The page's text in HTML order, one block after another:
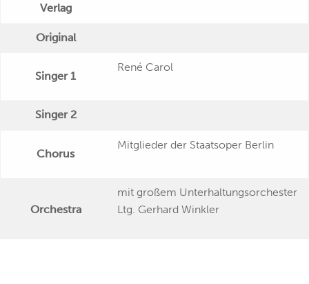
Verlag
Original
Singer 1
René Carol
Singer 2
Chorus
Mitglieder der Staatsoper Berlin
Orchestra
mit großem Unterhaltungsorchester
Ltg. Gerhard Winkler